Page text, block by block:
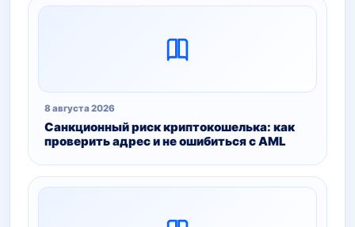
8 августа 2026
Санкционный риск криптокошелька: как
проверить адрес и не ошибиться с AML